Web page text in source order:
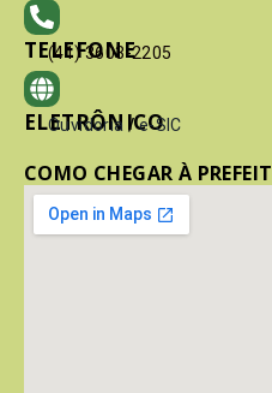
TELEFONE
(41) 3603-2205
ELETRÔNICO
Ouvidoria / e-SIC
COMO CHEGAR À